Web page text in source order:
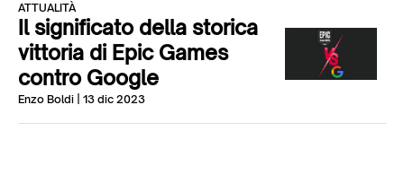
ATTUALITÀ
Il significato della storica
vittoria di Epic Games
contro Google
Enzo Boldi | 13 dic 2023